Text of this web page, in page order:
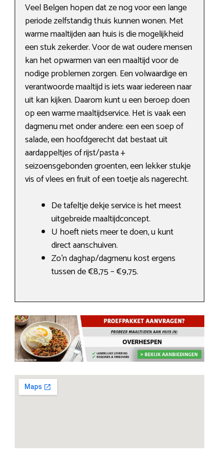
Veel Belgen hopen dat ze nog voor een lange
periode zelfstandig thuis kunnen wonen. Met
warme maaltijden aan huis is die mogelijkheid
een stuk zekerder. Voor de wat oudere mensen
kan het opwarmen van een maaltijd voor de
nodige problemen zorgen. Een volwaardige en
verantwoorde maaltijd is iets waar iedereen naar
uit kan kijken. Daarom kunt u een beroep doen
op een warme maaltijdservice. Het is vaak een
dagmenu met onder andere: een een soep of
salade, een hoofdgerecht dat bestaat uit
aardappeltjes of rijst/pasta +
seizoensgebonden groenten, een lekker stukje
vis of vlees en fruit of een toetje als nagerecht.
De tafeltje dekje service is het meest
uitgebreide maaltijdconcept.
U hoeft niets meer te doen, u kunt
direct aanschuiven.
Zo’n daghap/dagmenu kost ergens
tussen de €8,75 – €9,75.